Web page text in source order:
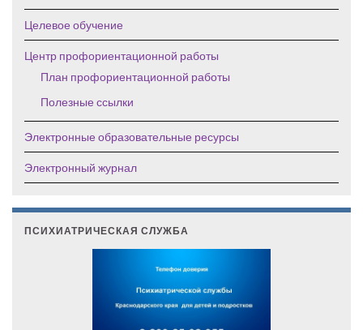
Целевое обучение
Центр профориентационной работы
План профориентационной работы
Полезные ссылки
Электронные образовательные ресурсы
Электронный журнал
ПСИХИАТРИЧЕСКАЯ СЛУЖБА